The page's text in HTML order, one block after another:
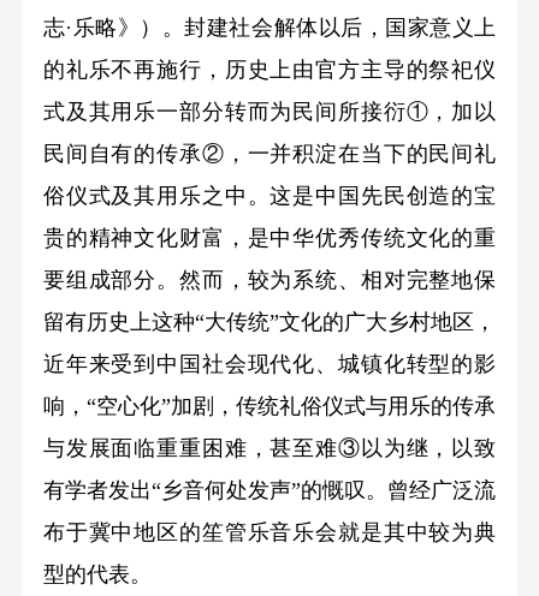
志·乐略》）。封建社会解体以后，国家意义上
的礼乐不再施行，历史上由官方主导的祭祀仪
式及其用乐一部分转而为民间所接衍①，加以
民间自有的传承②，一并积淀在当下的民间礼
俗仪式及其用乐之中。这是中国先民创造的宝
贵的精神文化财富，是中华优秀传统文化的重
要组成部分。然而，较为系统、相对完整地保
留有历史上这种“大传统”文化的广大乡村地区，
近年来受到中国社会现代化、城镇化转型的影
响，“空心化”加剧，传统礼俗仪式与用乐的传承
与发展面临重重困难，甚至难③以为继，以致
有学者发出“乡音何处发声”的慨叹。曾经广泛流
布于冀中地区的笙管乐音乐会就是其中较为典
型的代表。